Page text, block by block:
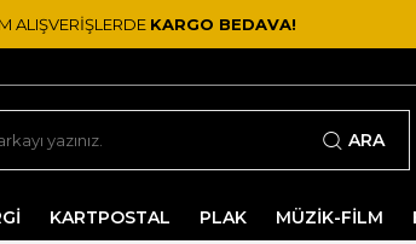
ALIŞVERİŞLERDE KARGO BEDAVA!
ARA
KARTPOSTAL PLAK MÜZİK-FİLM